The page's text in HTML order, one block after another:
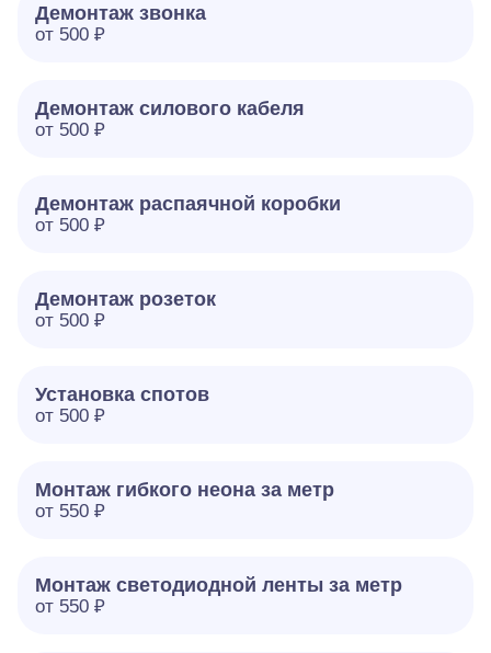
Демонтаж звонка
от 500 ₽
Демонтаж силового кабеля
от 500 ₽
Демонтаж распаячной коробки
от 500 ₽
Демонтаж розеток
от 500 ₽
Установка спотов
от 500 ₽
Монтаж гибкого неона за метр
от 550 ₽
Монтаж светодиодной ленты за метр
от 550 ₽